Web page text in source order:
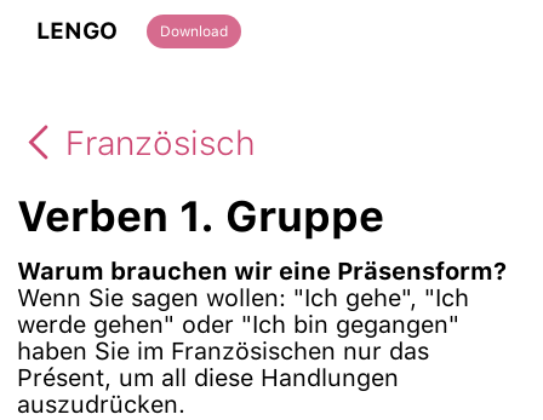
LENGO Download
Französisch
Verben 1. Gruppe
Warum brauchen wir eine Präsensform?
Wenn Sie sagen wollen: "Ich gehe", "Ich
werde gehen" oder "Ich bin gegangen"
haben Sie im Französischen nur das
Présent, um all diese Handlungen
auszudrücken.